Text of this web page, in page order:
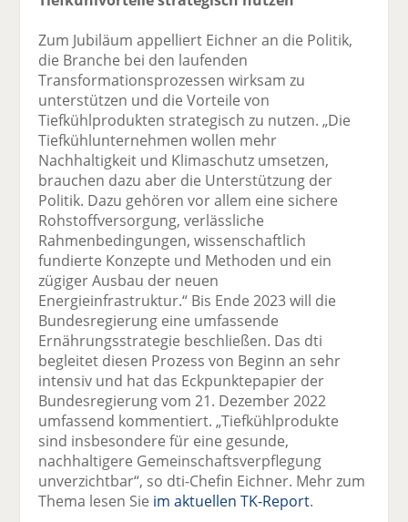
Zum Jubiläum appelliert Eichner an die Politik,
die Branche bei den laufenden
Transformationsprozessen wirksam zu
unterstützen und die Vorteile von
Tiefkühlprodukten strategisch zu nutzen. „Die
Tiefkühlunternehmen wollen mehr
Nachhaltigkeit und Klimaschutz umsetzen,
brauchen dazu aber die Unterstützung der
Politik. Dazu gehören vor allem eine sichere
Rohstoffversorgung, verlässliche
Rahmenbedingungen, wissenschaftlich
fundierte Konzepte und Methoden und ein
zügiger Ausbau der neuen
Energieinfrastruktur.“ Bis Ende 2023 will die
Bundesregierung eine umfassende
Ernährungsstrategie beschließen. Das dti
begleitet diesen Prozess von Beginn an sehr
intensiv und hat das Eckpunktepapier der
Bundesregierung vom 21. Dezember 2022
umfassend kommentiert. „Tiefkühlprodukte
sind insbesondere für eine gesunde,
nachhaltigere Gemeinschaftsverpflegung
unverzichtbar“, so dti-Chefin Eichner. Mehr zum
Thema lesen Sie im aktuellen TK-Report.